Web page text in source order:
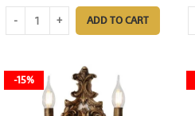
ADD TO CART
-15%